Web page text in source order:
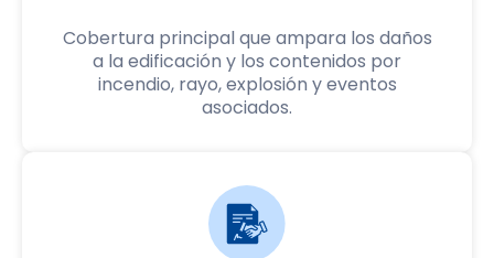
Cobertura principal que ampara los daños
a la edificación y los contenidos por
incendio, rayo, explosión y eventos
asociados.